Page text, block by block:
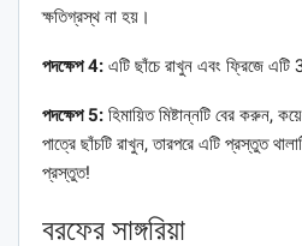
ক্ষতিগ্রস্থ না হয়।
পদক্ষেপ 4: এটি ছাঁচে রাখুন এবং ফ্রিজে এটি
পদক্ষেপ 5: হিমায়িত মিষ্টান্নটি বের করুন,
পাত্রে ছাঁচটি রাখুন, তারপরে এটি প্রস্তুত
প্রস্তুত!
বরফের সাঙ্গরিয়া